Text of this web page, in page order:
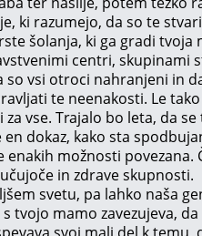
ki razumejo, da so te
šolanja, ki ga gradi tvoja
centri, skupinami
vsi otroci nahranjeni in
te neenakosti. Le
vse. Trajalo bo leta, da
dokaz, kako sta
možnosti povezana.
in zdrave skupnosti.
svetu, pa lahko naša
tvojo mamo zavezujeva,